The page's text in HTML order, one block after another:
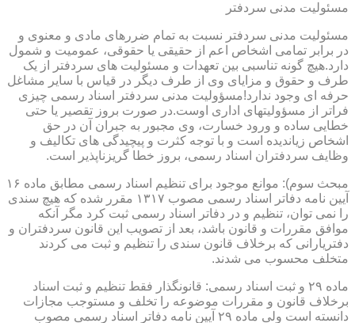
مسئولیت مدنی سردفتر
مسئولیت مدنی سردفتر نسبت به تمام ضررهای مادی و معنوی و
در برابر تمامی اشخاص اعم از حقیقی یا حقوقی، عمومیت و شمول
دارد.هیچ گونه تناسبی بین تعهدات و مسئولیت های سردفتر از یک
طرف و حقوق و مزایای وی از طرف دیگر در قیاس با سایر مشاغل
حرفه ای وجود ندارد!مسؤولیت مدنی سردفتر اسناد رسمی چیزی
فراتر از مسؤولیتهای اداری اوست.در صورت بروز تقصیر یا حتی
خطایی ساده و ورود خسارت، وی مجبور به جبران آن در حق
اشخاص زیاندیده است و با توجه کثرت و پیچیدگی های تکالیف و
وظایف سردفتران اسناد رسمی، بروز خطا گریزناپذیر است.
مبحث سوم): موانع موجود برای تنظیم اسناد رسمی مطابق ماده ۱۶
آیین نامه دفاتر اسناد رسمی مصوب ۱۳۱۷ مقرر شده که هیچ سندی
را نمی توان، تنظیم و در دفاتر اسناد رسمی ثبت کرد مگر آنکه
موافق مقررات و قانون باشد، بعد از تصویب این قانون سردفتران و
دفتریارانی که برخلاف قانون سندی را تنظیم و ثبت می کردند
متخلف محسوب می شدند.
ماده ۲۹ و ثبت اسناد رسمی: قانونگذار فقط تنظیم و ثبت اسناد
برخلاف قانون و مقررات موضوعه را تخلف و مستوجب مجازات
دانسته است ولی ماده ۲۹ آیین نامه دفاتر اسناد رسمی مصوب